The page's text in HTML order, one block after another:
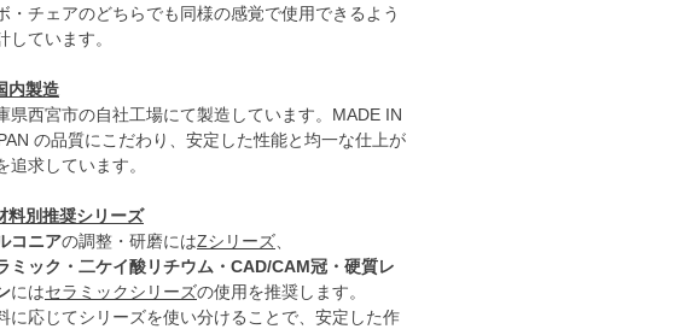
・チェアのどちらでも同様の感覚で使用できるよう
しています。
内製造
県西宮市の自社工場にて製造しています。MADE IN
の品質にこだわり、安定した性能と均一な仕上が
追求しています。
料別推奨シリーズ
コニアの調整・研磨にはZシリーズ、
ミック・二ケイ酸リチウム・CAD/CAM冠・硬質レ
にはセラミックシリーズの使用を推奨します。
に応じてシリーズを使い分けることで、安定した作